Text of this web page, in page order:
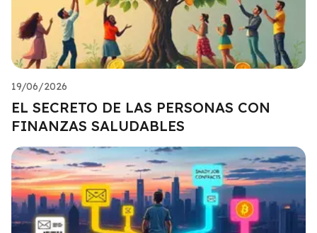
19/06/2026
EL SECRETO DE LAS PERSONAS CON
FINANZAS SALUDABLES